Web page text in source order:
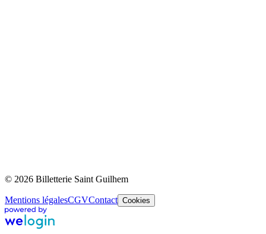
© 2026 Billetterie Saint Guilhem
Mentions légalesCGVContact Cookies